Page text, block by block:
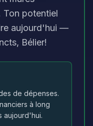
Ton potentiel
aujourd'hui —
Bélier!
de dépenses.
à long
aujourd'hui.